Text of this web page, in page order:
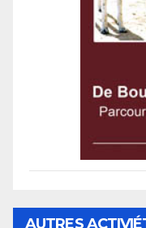
AUTRES